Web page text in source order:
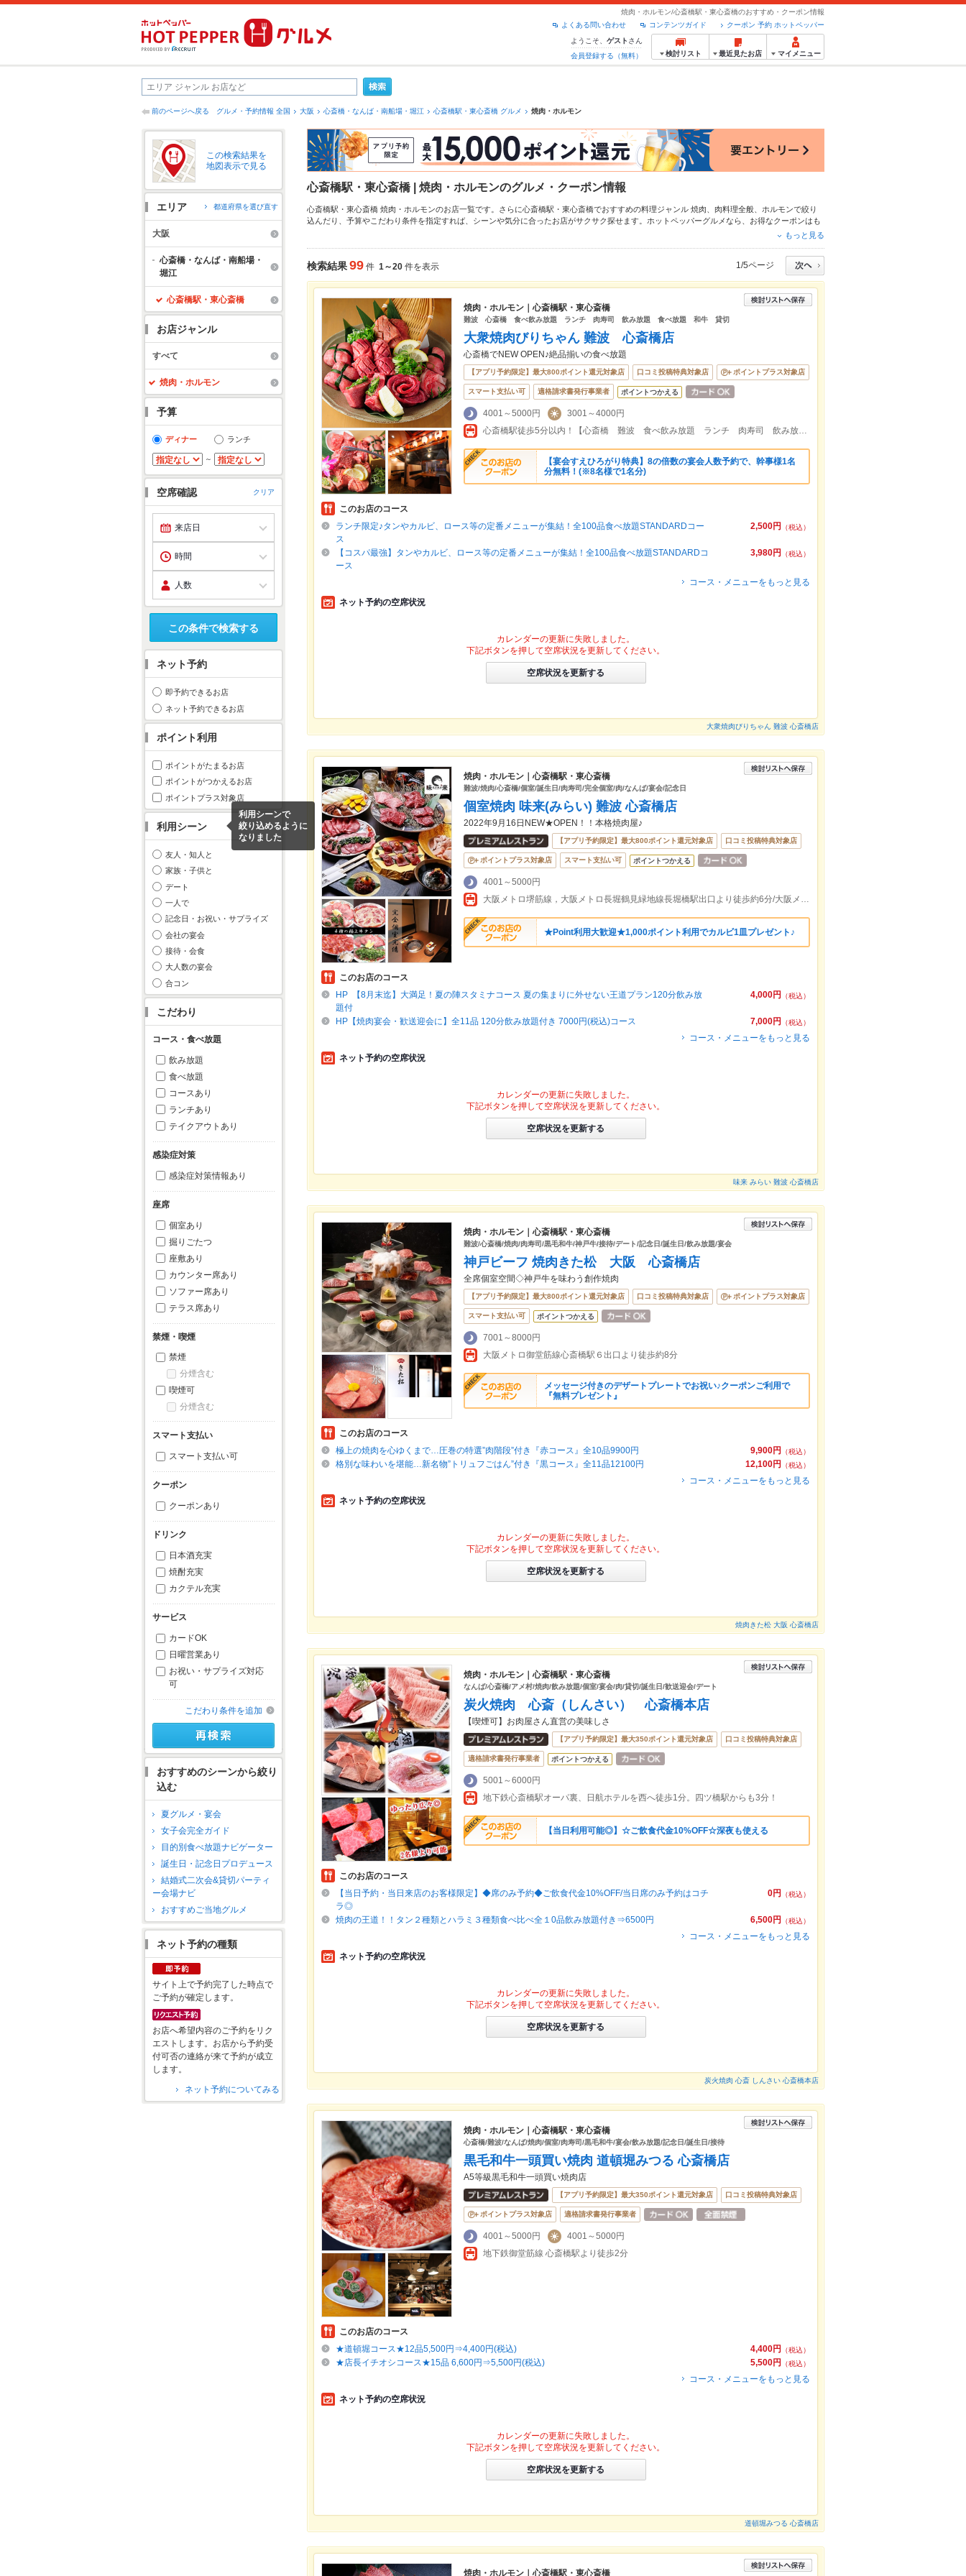
焼肉・ホルモン/心斎橋駅・東心斎橋のおすすめ・クーポン情報
クーポン 予約 ホットペッパー
コンテンツガイド
よくある問い合わせ
ようこそ、 ゲスト さん
会員登録する（無料）
検討リスト 最近見たお店 マイメニュー
前のページへ戻る グルメ・予約情報 全国 大阪 心斎橋・なんば・南船場・堀江 心斎橋駅・東心斎橋 グルメ 焼肉・ホルモン
この検索結果を
地図表示で見る
エリア 都道府県を選び直す
大阪
心斎橋・なんば・南船場・
堀江
心斎橋駅・東心斎橋
お店ジャンル
すべて
焼肉・ホルモン
予算
ディナー ランチ
～
空席確認 クリア
この条件で検索する
ネット予約
即予約できるお店
ネット予約できるお店
ポイント利用
ポイントがたまるお店
ポイントがつかえるお店
ポイントプラス対象店
利用シーン
利用シーンで
絞り込めるように
なりました
友人・知人と
家族・子供と
デート
一人で
記念日・お祝い・サプライズ
会社の宴会
接待・会食
大人数の宴会
合コン
こだわり
コース・食べ放題
飲み放題
食べ放題
コースあり
ランチあり
テイクアウトあり
感染症対策
感染症対策情報あり
座席
個室あり
掘りごたつ
座敷あり
カウンター席あり
ソファー席あり
テラス席あり
禁煙・喫煙
禁煙
分煙含む
喫煙可
分煙含む
スマート支払い
スマート支払い可
クーポン
クーポンあり
ドリンク
日本酒充実
焼酎充実
カクテル充実
サービス
カードOK
日曜営業あり
お祝い・サプライズ対応
可
こだわり条件を追加
おすすめのシーンから絞り
込む
夏グルメ・宴会
女子会完全ガイド
目的別食べ放題ナビゲーター
誕生日・記念日プロデュース
結婚式二次会&貸切パーティ
ー会場ナビ
おすすめご当地グルメ
ネット予約の種類
サイト上で予約完了した時点で
ご予約が確定します。
お店へ希望内容のご予約をリク
エストします。お店から予約受
付可否の連絡が来て予約が成立
します。
ネット予約についてみる
心斎橋駅・東心斎橋 | 焼肉・ホルモンのグルメ・クーポン情報
心斎橋駅・東心斎橋 焼肉・ホルモンのお店一覧です。さらに心斎橋駅・東心斎橋でおすすめの料理ジャンル 焼肉 肉料理全般 ホルモンで絞り
込んだり、予算やこだわり条件を指定すれば、シーンや気分に合ったお店がサクサク探せます。ホットペッパーグルメなら、お得なクーポンはも
や季節のおすすめ料理など、お店の最新情報をご紹介しているので安心！24時間使える
もっと見る
検索結果99 件 1～20 件を表示 1/5ページ
焼肉・ホルモン｜心斎橋駅・東心斎橋
難波 心斎橋 食べ飲み放題 ランチ 肉寿司 飲み放題 食べ放題 和牛 貸切
大衆焼肉びりちゃん 難波 心斎橋店
心斎橋でNEW OPEN♪絶品揃いの食べ放題
【アプリ予約限定】最大800ポイント還元対象店 口コミ投稿特典対象店 ポイントプラス対象店
スマート支払い可 適格請求書発行事業者 ポイントつかえる
4001～5000円
3001～4000円
心斎橋駅徒歩5分以内！【心斎橋 難波 食べ飲み放題 ランチ 肉寿司 飲み放題 食べ放題 和牛 貸切】
【宴会すえひろがり特典】8の倍数の宴会人数予約で、幹事様1名
分無料！(※8名様で1名分)
このお店のコース
2,500円
（税込）
ランチ限定♪タンやカルビ、ロース等の定番メニューが集結！全100品食べ放題STANDARDコー
ス
3,980円
（税込）
【コスパ最強】タンやカルビ、ロース等の定番メニューが集結！全100品食べ放題STANDARDコ
ース
コース・メニューをもっと見る
ネット予約の空席状況
カレンダーの更新に失敗しました。
下記ボタンを押して空席状況を更新してください。
空席状況を更新する
大衆焼肉びりちゃん 難波 心斎橋店
焼肉・ホルモン｜心斎橋駅・東心斎橋
難波/焼肉/心斎橋/個室/誕生日/肉寿司/完全個室/肉/なんば/宴会/記念日
個室焼肉 味来(みらい) 難波 心斎橋店
2022年9月16日NEW★OPEN！！本格焼肉屋♪
【アプリ予約限定】最大800ポイント還元対象店 口コミ投稿特典対象店
ポイントプラス対象店 スマート支払い可 ポイントつかえる
4001～5000円
大阪メトロ堺筋線，大阪メトロ長堀鶴見緑地線長堀橋駅出口より徒歩約6分/大阪メトロ御堂筋線心斎橋駅出口より徒歩約8分
★Point利用大歓迎★1,000ポイント利用でカルビ1皿プレゼント♪
このお店のコース
4,000円
（税込）
HP 【8月末迄】大満足！夏の陣スタミナコース 夏の集まりに外せない王道プラン120分飲み放
題付
7,000円
（税込）
HP【焼肉宴会・歓送迎会に】全11品 120分飲み放題付き 7000円(税込)コース
コース・メニューをもっと見る
ネット予約の空席状況
カレンダーの更新に失敗しました。
下記ボタンを押して空席状況を更新してください。
空席状況を更新する
味来 みらい 難波 心斎橋店
焼肉・ホルモン｜心斎橋駅・東心斎橋
難波/心斎橋/焼肉/肉寿司/黒毛和牛/神戸牛/接待/デート/記念日/誕生日/飲み放題/宴会
神戸ビーフ 焼肉きた松 大阪 心斎橋店
全席個室空間◇神戸牛を味わう創作焼肉
【アプリ予約限定】最大800ポイント還元対象店 口コミ投稿特典対象店 ポイントプラス対象店
スマート支払い可 ポイントつかえる
7001～8000円
大阪メトロ御堂筋線心斎橋駅６出口より徒歩約8分
メッセージ付きのデザートプレートでお祝い♪クーポンご利用で
『無料プレゼント』
このお店のコース
9,900円
（税込）
極上の焼肉を心ゆくまで…圧巻の特選”肉階段”付き『赤コース』全10品9900円
12,100円
（税込）
格別な味わいを堪能…新名物”トリュフごはん”付き『黒コース』全11品12100円
コース・メニューをもっと見る
ネット予約の空席状況
カレンダーの更新に失敗しました。
下記ボタンを押して空席状況を更新してください。
空席状況を更新する
焼肉きた松 大阪 心斎橋店
焼肉・ホルモン｜心斎橋駅・東心斎橋
なんば/心斎橋/アメ村/焼肉/飲み放題/個室/宴会/肉/貸切/誕生日/歓送迎会/デート
炭火焼肉 心斎（しんさい） 心斎橋本店
【喫煙可】お肉屋さん直営の美味しさ
【アプリ予約限定】最大350ポイント還元対象店 口コミ投稿特典対象店
適格請求書発行事業者 ポイントつかえる
5001～6000円
地下鉄心斎橋駅オーパ裏、日航ホテルを西へ徒歩1分。四ツ橋駅からも3分！
【当日利用可能◎】☆ご飲食代金10%OFF☆深夜も使える
このお店のコース
0円
（税込）
【当日予約・当日来店のお客様限定】◆席のみ予約◆ご飲食代金10%OFF/当日席のみ予約はコチ
ラ◎
6,500円
（税込）
焼肉の王道！！タン２種類とハラミ３種類食べ比べ全１0品飲み放題付き⇒6500円
コース・メニューをもっと見る
ネット予約の空席状況
カレンダーの更新に失敗しました。
下記ボタンを押して空席状況を更新してください。
空席状況を更新する
炭火焼肉 心斎 しんさい 心斎橋本店
焼肉・ホルモン｜心斎橋駅・東心斎橋
心斎橋/難波/なんば/焼肉/個室/肉寿司/黒毛和牛/宴会/飲み放題/記念日/誕生日/接待
黒毛和牛一頭買い焼肉 道頓堀みつる 心斎橋店
A5等級黒毛和牛一頭買い焼肉店
【アプリ予約限定】最大350ポイント還元対象店 口コミ投稿特典対象店
ポイントプラス対象店 適格請求書発行事業者
4001～5000円
4001～5000円
地下鉄御堂筋線 心斎橋駅より徒歩2分
このお店のコース
4,400円
（税込）
★道頓堀コース★12品5,500円⇒4,400円(税込)
5,500円
（税込）
★店長イチオシコース★15品 6,600円⇒5,500円(税込)
コース・メニューをもっと見る
ネット予約の空席状況
カレンダーの更新に失敗しました。
下記ボタンを押して空席状況を更新してください。
空席状況を更新する
道頓堀みつる 心斎橋店
焼肉・ホルモン｜心斎橋駅・東心斎橋